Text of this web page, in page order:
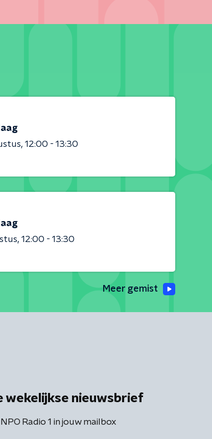
12:00 - 13:30
12:00 - 13:30
Meer gemist
wekelijkse nieuwsbrief
Radio 1 in jouw mailbox